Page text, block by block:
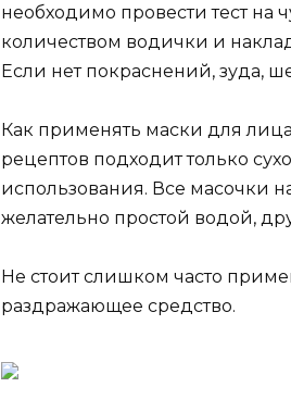
необходимо провести тест на
количеством водички и
Если нет покраснений, зуда,
Как применять маски для
рецептов подходит только
использования. Все масочки
желательно простой водой,
Не стоит слишком часто
раздражающее средство.